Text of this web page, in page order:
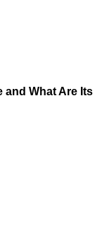
and What Are Its